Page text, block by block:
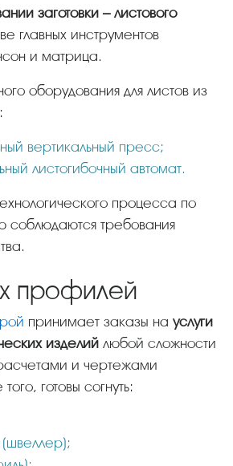
заготовки – листового
главных инструментов
и матрица.
вертикальный пресс;
листогибочный автомат.
требования
профилей
принимает заказы на услуги
изделий любой сложности
и чертежами
готовы согнуть: